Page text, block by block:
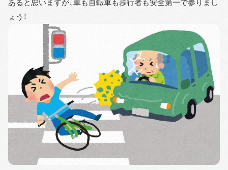
あると思いますが、車も自転車も歩行者も安全第一で参りまし
ょう！